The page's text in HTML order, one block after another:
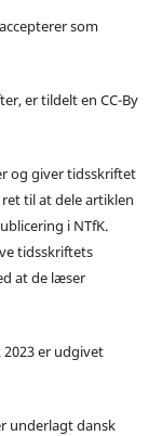
som
er tildelt en CC-By
og giver tidsskriftet
til at dele artiklen
i NTfK.
tidsskriftets
at de læser
er udgivet
underlagt dansk